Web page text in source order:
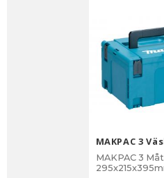
MAKPAC 3
MAKPAC 3